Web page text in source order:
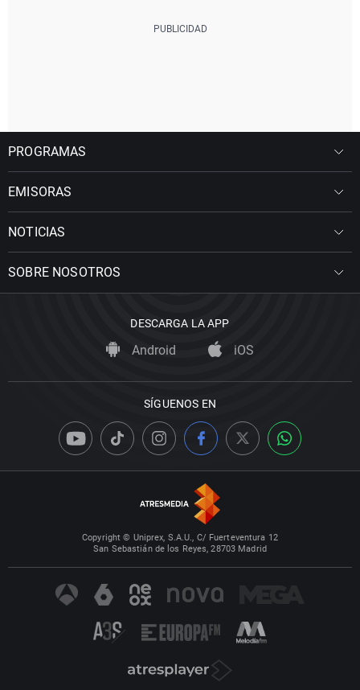
PROGRAMAS
EMISORAS
NOTICIAS
SOBRE NOSOTROS
DESCARGA LA APP
Android iOS
SÍGUENOS EN
Copyright © Uniprex, S.A.U., C/ Fuerteventura 12
San Sebastián de los Reyes, 28703 Madrid